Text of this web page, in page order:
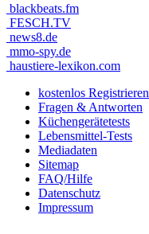
blackbeats.fm
FESCH.TV
news8.de
mmo-spy.de
haustiere-lexikon.com
kostenlos Registrieren
Fragen & Antworten
Küchengerätetests
Lebensmittel-Tests
Mediadaten
Sitemap
FAQ/Hilfe
Datenschutz
Impressum